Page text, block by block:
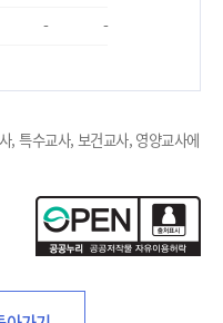
- -
, 특수교사, 보건교사, 영양교사에